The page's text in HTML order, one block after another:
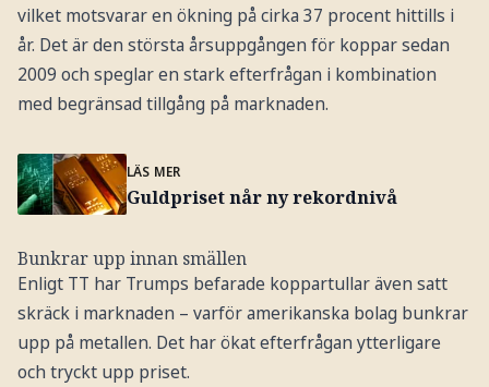
vilket motsvarar en ökning på cirka 37 procent hittills i
år. Det är den största årsuppgången för koppar sedan
2009 och speglar en stark efterfrågan i kombination
med begränsad tillgång på marknaden.
LÄS MER
Guldpriset når ny rekordnivå
Bunkrar upp innan smällen
Enligt TT har Trumps befarade koppartullar även satt
skräck i marknaden – varför amerikanska bolag bunkrar
upp på metallen. Det har ökat efterfrågan ytterligare
och tryckt upp priset.